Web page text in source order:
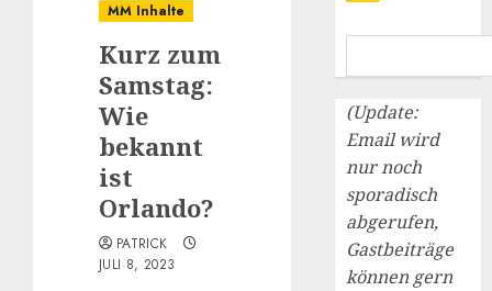
MM Inhalte
Kurz zum
Samstag:
Wie
bekannt
ist
Orlando?
PATRICK
JULI 8, 2023
(Update:
Email wird
nur noch
sporadisch
abgerufen,
Gastbeiträge
können gern